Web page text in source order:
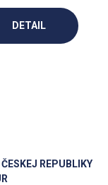
DETAIL
REPUBLIKY